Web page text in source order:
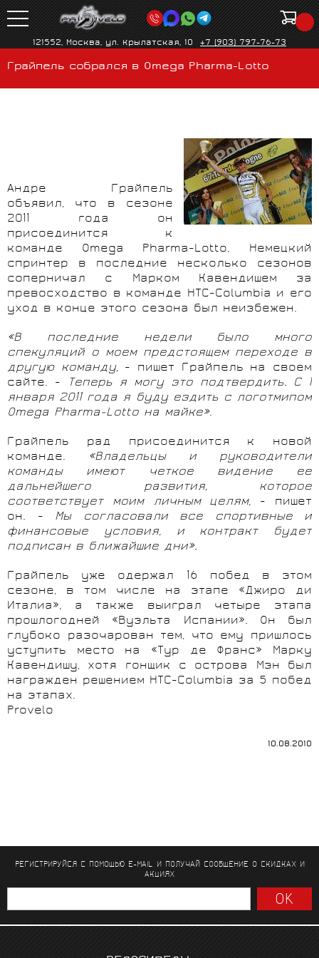
121552, Москва, ул. Крылатская, 10 +7 (903) 797-76-73
Грайпель собрался в Omega Pharma-Lotto
Андре Грайпель
объявил, что в сезоне
2011 года он
присоединится к
команде Omega Pharma-Lotto. Немецкий
спринтер в последние несколько сезонов
соперничал с Марком Кавендишем за
превосходство в команде HTC-Columbia и его
уход в конце этого сезона был неизбежен.
«В последние недели было много
спекуляций о моем предстоящем переходе в
другую команду,- пишет Грайпель на своем
сайте. -
Теперь я могу это подтвердить. С 1
января 2011 года я буду ездить с логотмипом
Omega Pharma-Lotto на майке».
Грайпель рад присоединится к новой
команде. «Владельцы и руководители
команды имеют четкое видение ее
дальнейшего развития, которое
соответствует моим личным целям, - пишет
он. - Мы согласовали все спортивные и
финансовые условия, и контракт будет
подписан в ближайшие дни».
Грайпель уже одержал 16 побед в этом
сезоне, в том числе на этапе «Джиро ди
Италиа», а также выиграл четыре этапа
прошлогодней «Вуэльта Испании». Он был
глубоко разочарован тем, что ему пришлось
уступить место на «Тур де Франс» Марку
Кавендишу, хотя гонщик с острова Мэн был
награжден решением HTC-Columbia за 5 побед
на этапах.
Provelo
10.08.2010
РЕГИСТРИРУЙСЯ С ПОМОЩЬЮ E-MAIL И ПОЛУЧАЙ СООБЩЕНИЕО СКИДКАХ И
АКЦИЯХ